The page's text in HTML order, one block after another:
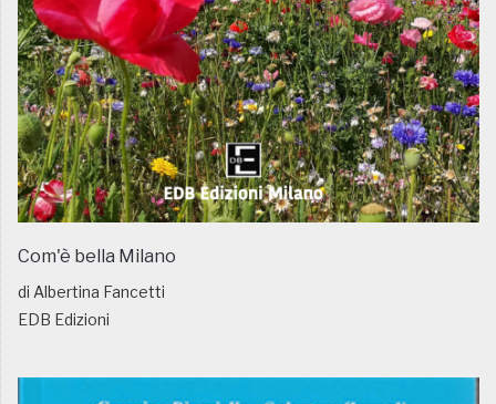
Com'è bella Milano
di Albertina Fancetti
EDB Edizioni